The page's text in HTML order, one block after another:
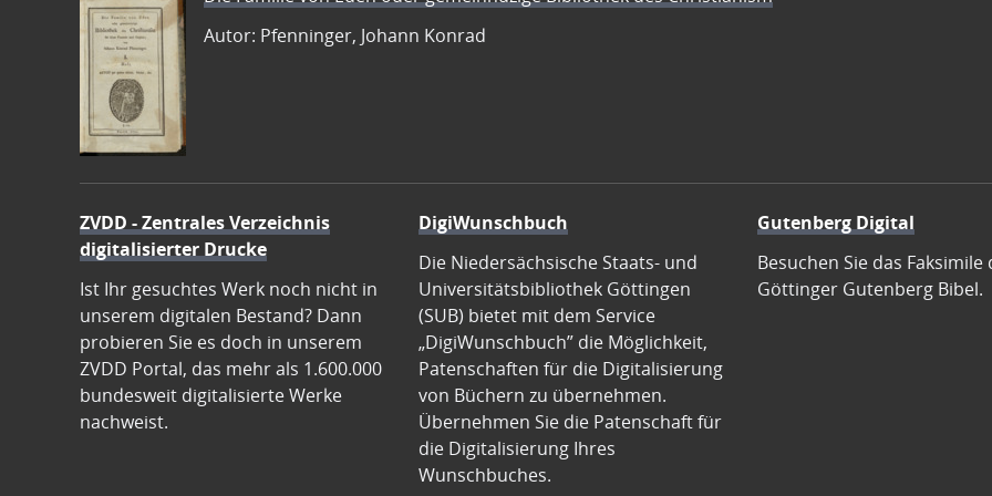
Autor: Pfenninger, Johann Konrad
ZVDD - Zentrales Verzeichnis
digitalisierter Drucke
Ist Ihr gesuchtes Werk noch nicht in
unserem digitalen Bestand? Dann
probieren Sie es doch in unserem
ZVDD Portal, das mehr als 1.600.000
bundesweit digitalisierte Werke
nachweist.
DigiWunschbuch
Die Niedersächsische Staats- und
Universitätsbibliothek Göttingen
(SUB) bietet mit dem Service
„DigiWunschbuch” die Möglichkeit,
Patenschaften für die Digitalisierung
von Büchern zu übernehmen.
Übernehmen Sie die Patenschaft für
die Digitalisierung Ihres
Wunschbuches.
Gutenberg Digital
Besuchen Sie das Faksimile
Göttinger Gutenberg Bibel.